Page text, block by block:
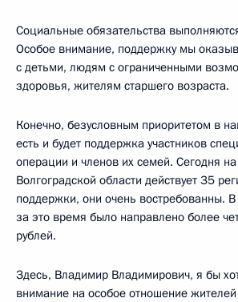
Социальные обязательства
Особое внимание, поддержку мы
с детьми, людям с ограниченными
здоровья, жителям старшего возраста.
Конечно, безусловным приоритетом в
есть и будет поддержка участников
операции и членов их семей. Сегодня на
Волгоградской области действует 35
поддержки, они очень востребованны.
за это время было направлено более
рублей.
Здесь, Владимир Владимирович, я бы
внимание на особое отношение жителей